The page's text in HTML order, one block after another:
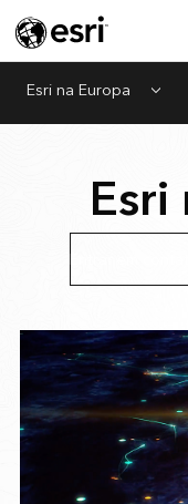
Esri na Europa Menu
Entrar em